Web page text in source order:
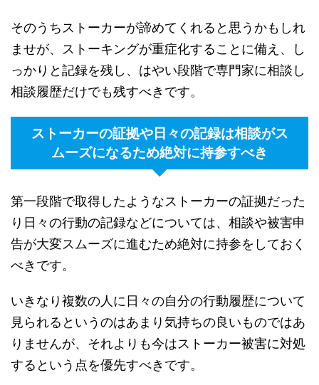
そのうちストーカーが諦めてくれると思うかもしれ
ませが、ストーキングが重症化することに備え、し
っかりと記録を残し、はやい段階で専門家に相談し
相談履歴だけでも残すべきです。
ストーカーの証拠や日々の記録は相談がス
ムーズになるため絶対に持参すべき
第一段階で取得したようなストーカーの証拠だった
り日々の行動の記録などについては、相談や被害申
告が大変スムーズに進むため絶対に持参をしておく
べきです。
いきなり複数の人に日々の自分の行動履歴について
見られるというのはあまり気持ちの良いものではあ
りませんが、それよりも今はストーカー被害に対処
するという点を優先すべきです。